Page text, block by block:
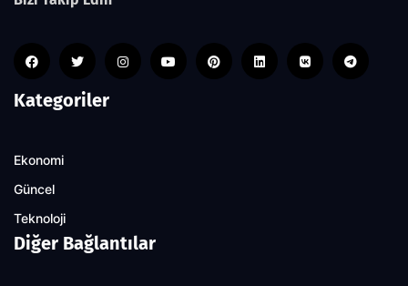
Kategoriler
Ekonomi
Güncel
Teknoloji
Diğer Bağlantılar